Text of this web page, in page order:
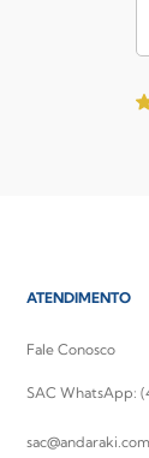
ATENDIMENTO
Fale Conosco
SAC WhatsApp: